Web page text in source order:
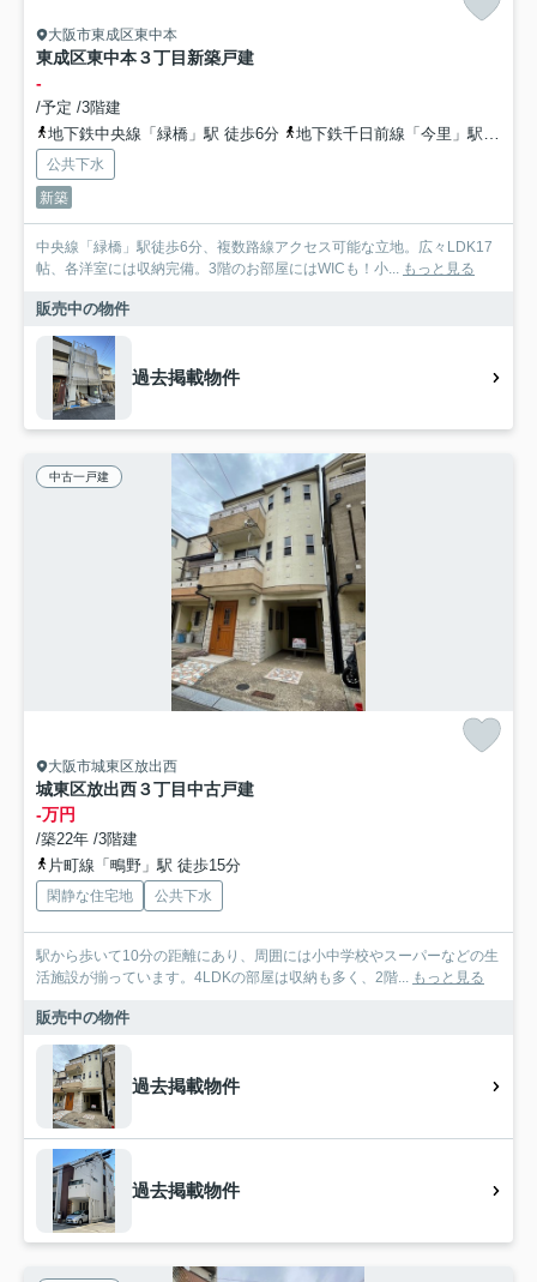
大阪市東成区東中本
東成区東中本３丁目新築戸建
-
/予定 /3階建
地下鉄中央線「緑橋」駅 徒歩6分
地下鉄千日前線「今里」駅 徒歩11分
公共下水
新築
中央線「緑橋」駅徒歩6分、複数路線アクセス可能な立地。広々LDK17
帖、各洋室には収納完備。3階のお部屋にはWICも！小... もっと見る
販売中の物件
過去掲載物件
中古一戸建
大阪市城東区放出西
城東区放出西３丁目中古戸建
-万円
/築22年 /3階建
片町線「鴫野」駅 徒歩15分
閑静な住宅地 公共下水
駅から歩いて10分の距離にあり、周囲には小中学校やスーパーなどの生
活施設が揃っています。4LDKの部屋は収納も多く、2階... もっと見る
販売中の物件
過去掲載物件
過去掲載物件